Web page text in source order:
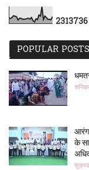
2313736
POPULAR POSTS
आरंग
के